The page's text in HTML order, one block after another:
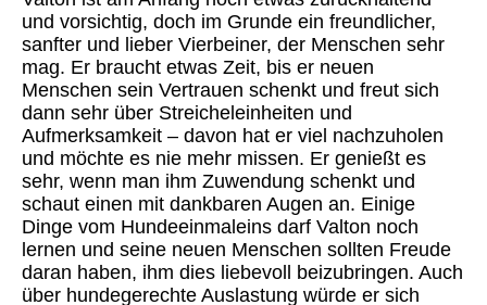
und vorsichtig, doch im Grunde ein freundlicher,
sanfter und lieber Vierbeiner, der Menschen sehr
mag. Er braucht etwas Zeit, bis er neuen
Menschen sein Vertrauen schenkt und freut sich
dann sehr über Streicheleinheiten und
Aufmerksamkeit – davon hat er viel nachzuholen
und möchte es nie mehr missen. Er genießt es
sehr, wenn man ihm Zuwendung schenkt und
schaut einen mit dankbaren Augen an. Einige
Dinge vom Hundeeinmaleins darf Valton noch
lernen und seine neuen Menschen sollten Freude
daran haben, ihm dies liebevoll beizubringen. Auch
über hundegerechte Auslastung würde er sich